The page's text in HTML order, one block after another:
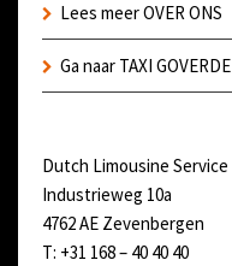
Lees meer OVER ONS
Ga naar TAXI GOVERDE
Dutch Limousine Service
Industrieweg 10a
4762 AE Zevenbergen
T: +31 168 – 40 40 40